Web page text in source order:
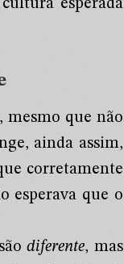
esperada
mesmo que não
ainda assim,
corretamente
esperava que o
diferente, mas